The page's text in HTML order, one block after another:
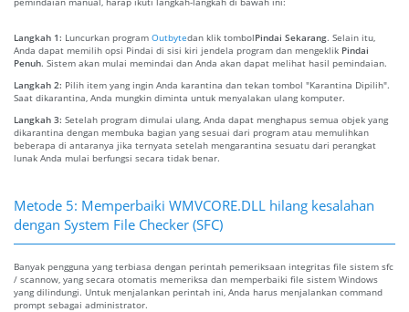
Langkah 1: Luncurkan program Outbytedan klik tombolPindai Sekarang. Selain itu,
Anda dapat memilih opsi Pindai di sisi kiri jendela program dan mengeklik Pindai
Penuh. Sistem akan mulai memindai dan Anda akan dapat melihat hasil pemindaian.
Langkah 2: Pilih item yang ingin Anda karantina dan tekan tombol "Karantina Dipilih".
Saat dikarantina, Anda mungkin diminta untuk menyalakan ulang komputer.
Langkah 3: Setelah program dimulai ulang, Anda dapat menghapus semua objek yang
dikarantina dengan membuka bagian yang sesuai dari program atau memulihkan
beberapa di antaranya jika ternyata setelah mengarantina sesuatu dari perangkat
lunak Anda mulai berfungsi secara tidak benar.
Metode 5: Memperbaiki WMVCORE.DLL hilang kesalahan
dengan System File Checker (SFC)
Banyak pengguna yang terbiasa dengan perintah pemeriksaan integritas file sistem sfc
/ scannow, yang secara otomatis memeriksa dan memperbaiki file sistem Windows
yang dilindungi. Untuk menjalankan perintah ini, Anda harus menjalankan command
prompt sebagai administrator.